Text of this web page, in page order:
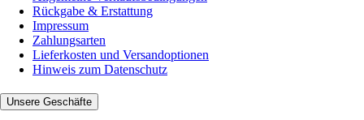
Rückgabe & Erstattung
Impressum
Zahlungsarten
Lieferkosten und Versandoptionen
Hinweis zum Datenschutz
Unsere Geschäfte